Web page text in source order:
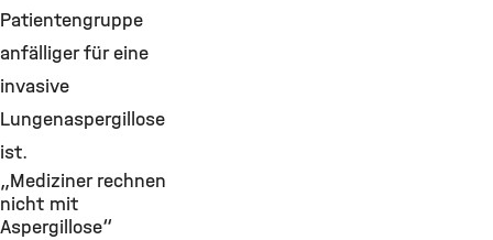
Patientengruppe
anfälliger für eine
invasive
Lungenaspergillose
ist.
„Mediziner rechnen
nicht mit
Aspergillose“